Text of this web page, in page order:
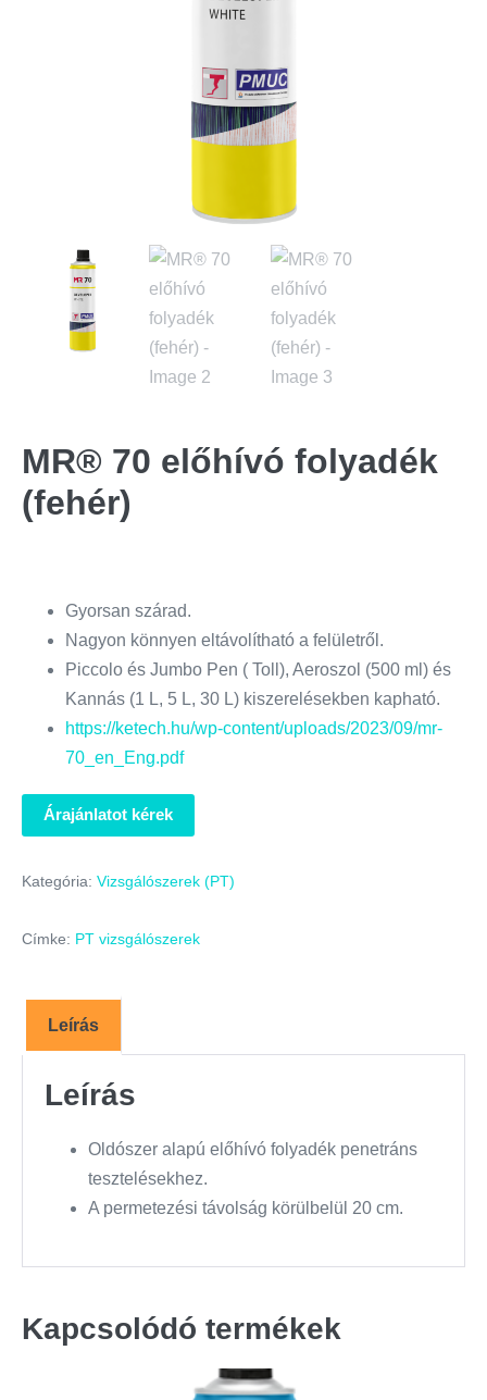
MR® 70 előhívó folyadék
(fehér)
Gyorsan szárad.
Nagyon könnyen eltávolítható a felületről.
Piccolo és Jumbo Pen ( Toll), Aeroszol (500 ml) és
Kannás (1 L, 5 L, 30 L) kiszerelésekben kapható.
https://ketech.hu/wp-content/uploads/2023/09/mr-
70_en_Eng.pdf
Árajánlatot kérek
Kategória: Vizsgálószerek (PT)
Címke: PT vizsgálószerek
Leírás
Leírás
Oldószer alapú előhívó folyadék penetráns
tesztelésekhez.
A permetezési távolság körülbelül 20 cm.
Kapcsolódó termékek